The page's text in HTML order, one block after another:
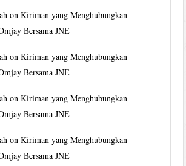
onKiriman yang Menghubungkan
Bersama JNE
onKiriman yang Menghubungkan
Bersama JNE
onKiriman yang Menghubungkan
Bersama JNE
onKiriman yang Menghubungkan
Bersama JNE